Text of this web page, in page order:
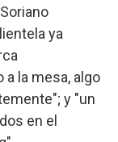
ya
la mesa, algo
y "un
en el